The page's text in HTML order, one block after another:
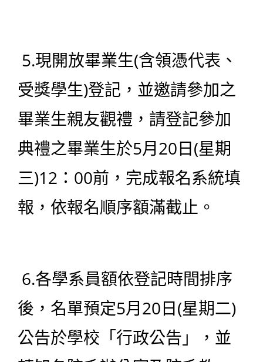
5.現開放畢業生(含領憑代表、
受獎學生)登記，並邀請參加之
畢業生親友觀禮，請登記參加
典禮之畢業生於5月20日(星期
三)12：00前，完成報名系統填
報，依報名順序額滿截止。
6.各學系員額依登記時間排序
後，名單預定5月20日(星期二)
公告於學校「行政公告」，並